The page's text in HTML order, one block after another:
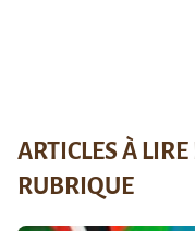
ARTICLES À
RUBRIQUE